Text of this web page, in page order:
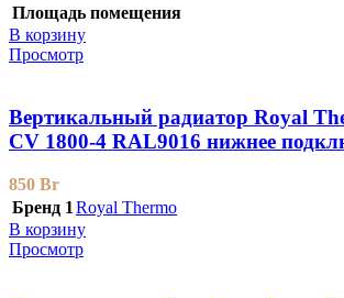
Площадь помещения
В корзину
Просмотр
Вертикальный радиатор Royal
CV 1800-4 RAL9016 нижнее
850 Br
Бренд 1 Royal Thermo
В корзину
Просмотр